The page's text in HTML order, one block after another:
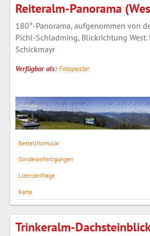
Reiteralm-Panorama
180°-Panorama, aufgenommen von
Pichl-Schladming, Blickrichtung West.
Schickmayr
Verfügbar als:Fotoposter
Bestellformular
Sonderanfertigungen
Lizenzanfrage
Karte
Trinkeralm-